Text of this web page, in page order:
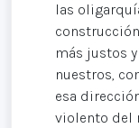
las
más justos
nuestros,
esa
violento del